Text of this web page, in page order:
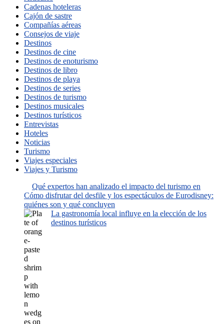
Cadenas hoteleras
Cajón de sastre
Compañías aéreas
Consejos de viaje
Destinos
Destinos de cine
Destinos de enoturismo
Destinos de libro
Destinos de playa
Destinos de series
Destinos de turismo
Destinos musicales
Destinos turísticos
Entrevistas
Hoteles
Noticias
Turismo
Viajes especiales
Viajes y Turismo
Qué expertos han analizado el impacto del turismo en
Cómo disfrutar del desfile y los espectáculos de Eurodisney:
quiénes son y qué concluyen
La gastronomía local influye en la elección de los
destinos turísticos